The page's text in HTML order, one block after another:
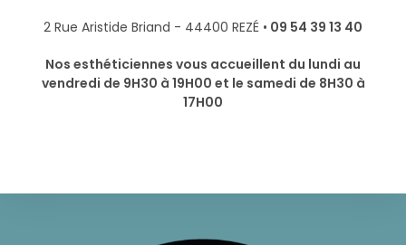
2 Rue Aristide Briand - 44400 REZÉ • 09 54 39 13 40
Nos esthéticiennes vous accueillent du lundi au
vendredi de 9H30 à 19H00 et le samedi de 8H30 à
17H00